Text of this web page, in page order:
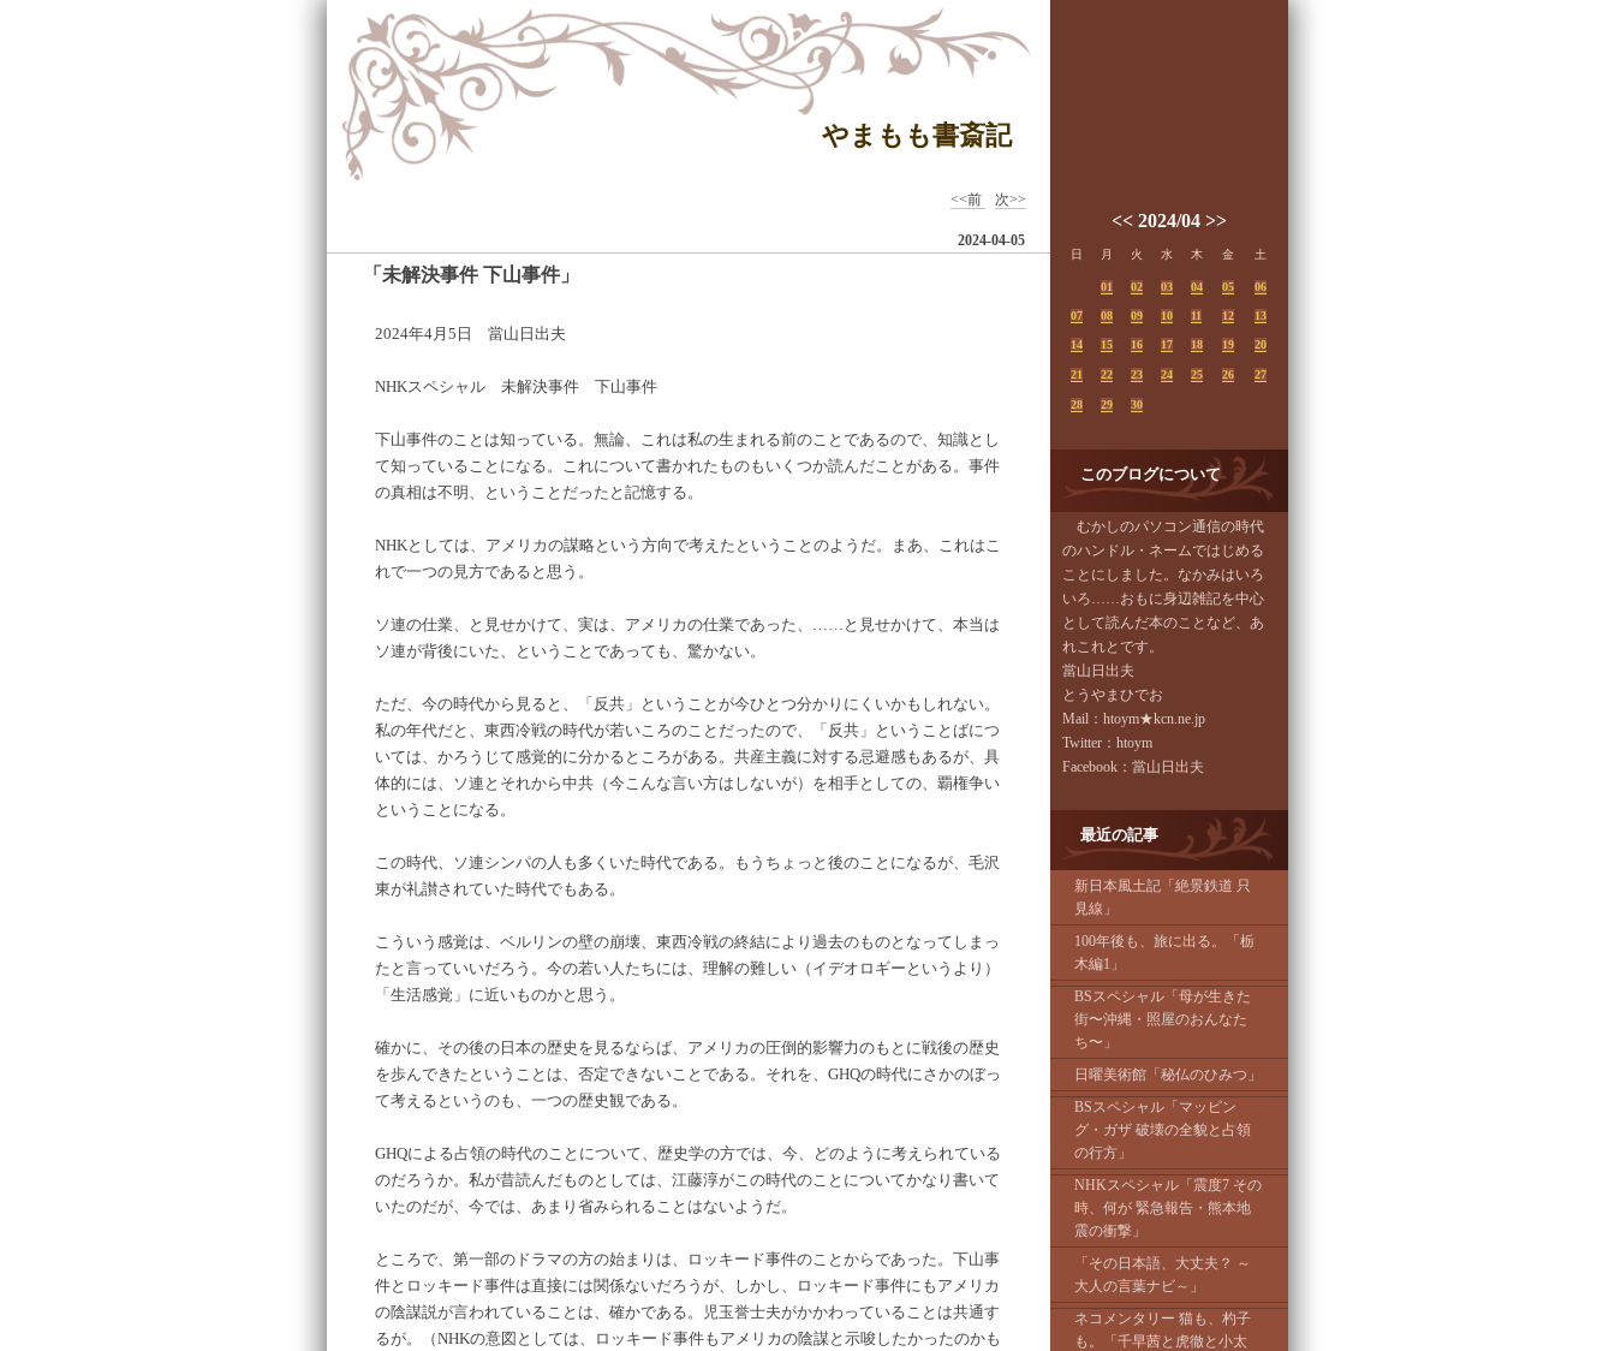
やまもも書斎記
<<前 次>>
「未解決事件 下山事件」
2024-04-05
2024年4月5日 當山日出夫
NHKスペシャル 未解決事件 下山事件
下山事件のことは知っている。無論、これは私の生まれる前のことであるので、知識とし
て知っていることになる。これについて書かれたものもいくつか読んだことがある。事件
の真相は不明、ということだったと記憶する。
NHKとしては、アメリカの謀略という方向で考えたということのようだ。まあ、これはこ
れで一つの見方であると思う。
ソ連の仕業、と見せかけて、実は、アメリカの仕業であった、……と見せかけて、本当は
ソ連が背後にいた、ということであっても、驚かない。
ただ、今の時代から見ると、「反共」ということが今ひとつ分かりにくいかもしれない。
私の年代だと、東西冷戦の時代が若いころのことだったので、「反共」ということばにつ
いては、かろうじて感覚的に分かるところがある。共産主義に対する忌避感もあるが、具
体的には、ソ連とそれから中共（今こんな言い方はしないが）を相手としての、覇権争い
ということになる。
この時代、ソ連シンパの人も多くいた時代である。もうちょっと後のことになるが、毛沢
東が礼讃されていた時代でもある。
こういう感覚は、ベルリンの壁の崩壊、東西冷戦の終結により過去のものとなってしまっ
たと言っていいだろう。今の若い人たちには、理解の難しい（イデオロギーというより）
「生活感覚」に近いものかと思う。
確かに、その後の日本の歴史を見るならば、アメリカの圧倒的影響力のもとに戦後の歴史
を歩んできたということは、否定できないことである。それを、GHQの時代にさかのぼっ
て考えるというのも、一つの歴史観である。
GHQによる占領の時代のことについて、歴史学の方では、今、どのように考えられている
のだろうか。私が昔読んだものとしては、江藤淳がこの時代のことについてかなり書いて
いたのだが、今では、あまり省みられることはないようだ。
ところで、第一部のドラマの方の始まりは、ロッキード事件のことからであった。下山事
件とロッキード事件は直接には関係ないだろうが、しかし、ロッキード事件にもアメリカ
の陰謀説が言われていることは、確かである。児玉誉士夫がかかわっていることは共通す
るが。（NHKの意図としては、ロッキード事件もアメリカの陰謀と示唆したかったのかも
<< 2024/04 >>
日 月 火 水 木 金 土
01 02 03 04 05 06
07 08 09 10 11 12 13
14 15 16 17 18 19 20
21 22 23 24 25 26 27
28 29 30
このブログについて
むかしのパソコン通信の時代
のハンドル・ネームではじめる
ことにしました。なかみはいろ
いろ……おもに身辺雑記を中心
として読んだ本のことなど、あ
れこれとです。
當山日出夫
とうやまひでお
Mail：htoym★kcn.ne.jp
Twitter：htoym
Facebook：當山日出夫
最近の記事
新日本風土記「絶景鉄道 只
見線」
100年後も、旅に出る。「栃
木編1」
BSスペシャル「母が生きた
街〜沖縄・照屋のおんなた
ち〜」
日曜美術館「秘仏のひみつ」
BSスペシャル「マッピン
グ・ガザ 破壊の全貌と占領
の行方」
NHKスペシャル「震度7 その
時、何が 緊急報告・熊本地
震の衝撃」
「その日本語、大丈夫？ ～
大人の言葉ナビ～」
ネコメンタリー 猫も、杓子
も。「千早茜と虎徹と小太